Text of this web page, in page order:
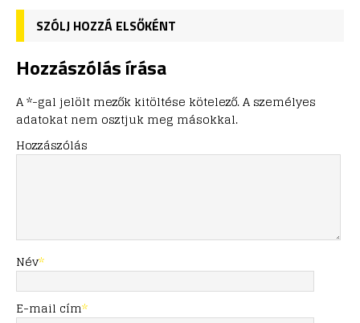
SZÓLJ HOZZÁ ELSŐKÉNT
Hozzászólás írása
A *-gal jelölt mezők kitöltése kötelező. A személyes
adatokat nem osztjuk meg másokkal.
Hozzászólás
Név*
E-mail cím*